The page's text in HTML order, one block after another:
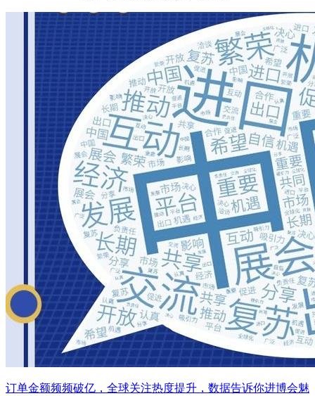
订单金额频频破亿，全球关注热度提升，数据告诉你进博会魅